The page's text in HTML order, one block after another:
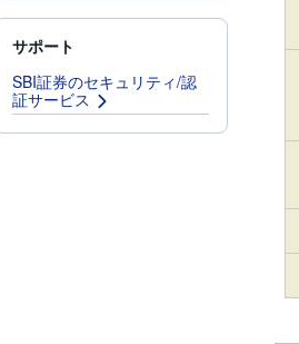
サポート
SBI証券のセキュリティ/認
証サービス